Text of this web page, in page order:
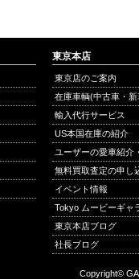
東京本店
東京店のご案内
在庫車輌(中古車・
輸入代行サービス
US本国在庫の紹介
ユーザーの愛車紹介
無料買取査定の申し
イベント情報
Tokyo ムービーギャ
東京本店ブログ
社長ブログ
Copyright©